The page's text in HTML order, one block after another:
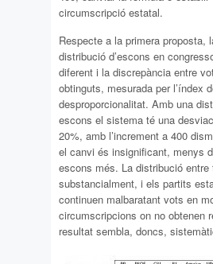
circumscripció estatal.
Respecte a la primera proposta,
distribució d’escons en
diferent i la discrepància entre
obtinguts, mesurada per l’índex
desproporcionalitat. Amb una
escons el sistema té una
20%, amb l’increment a 400
el canvi és insignificant, menys
escons més. La distribució entre
substancialment, i els partits
continuen malbaratant vots en
circumscripcions on no obtenen
resultat sembla, doncs,